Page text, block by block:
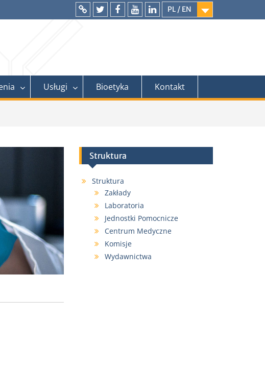
PL / EN
IntranetTwitterFacebookYouTubeLinkedIn
Usługi Bioetyka Kontakt
Struktura
Struktura
Zakłady
Laboratoria
Jednostki Pomocnicze
Centrum Medyczne
Komisje
Wydawnictwa